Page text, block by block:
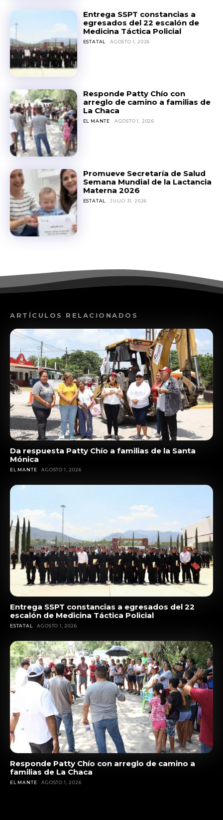
Entrega SSPT constancias a
egresados del 22 escalón de
Medicina Táctica Policial
ESTATAL AGOSTO 1, 2026
Responde Patty Chío con
arreglo de camino a familias de
La Chaca
EL MANTE AGOSTO 1, 2026
Promueve Secretaría de Salud
Semana Mundial de la Lactancia
Materna 2026
ESTATAL JULIO 31, 2026
ARTÍCULOS RELACIONADOS
Da respuesta Patty Chío a familias de la Santa
Mónica
EL MANTE AGOSTO 1, 2026
Entrega SSPT constancias a egresados del 22
escalón de Medicina Táctica Policial
ESTATAL AGOSTO 1, 2026
Responde Patty Chío con arreglo de camino a
familias de La Chaca
EL MANTE AGOSTO 1, 2026